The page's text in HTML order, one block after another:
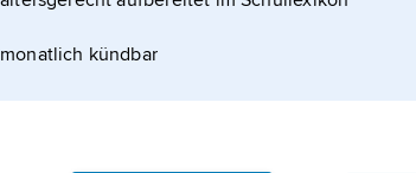
monatlich kündbar